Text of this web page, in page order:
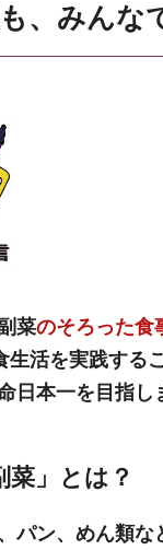
、みんな
菜のそろった食
生活を実践する
日本一を目指し
菜」とは？
パン、めん類